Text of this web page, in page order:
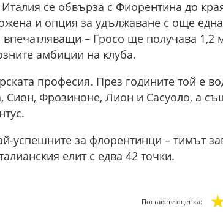
се обвърза с Фиорентина до
и опция за удължаване с още
– Гросо ще получава 1,2
амбиции на клуба.
професия. През годините той е
Сион, Фрозиноне, Лион и Сасуоло, а
успешните за флорентинци – тимът
елит с едва 42 точки.
Поставете оценка: